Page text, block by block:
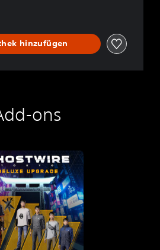
hinzufügen
ons